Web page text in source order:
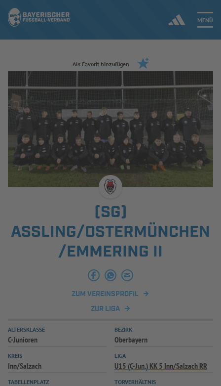
MENÜ
Jetzt einloggen
ERGEBNISSE & WETTBEWERBE
NEUIGKEITEN
SPIELBETRIEB & VERBANDSLEBEN
AUSBILDUNG & FÖRDERUNG
INFOTHEK SPIELPLUS
Als Favorit hinzufügen
(SG)
ASSLING/OSTERMÜNCHEN/
EMMERING II
ZUM VEREINSPROFIL
ZUR LIGA
ALTERSKLASSE
C-Junioren
BEZIRK
Oberbayern
KREIS
Inn/Salzach
LIGA
U15 (C-Jun.) KK 5 Inn/Salzach RR
TABELLENPLATZ TORVERHÄLTNIS